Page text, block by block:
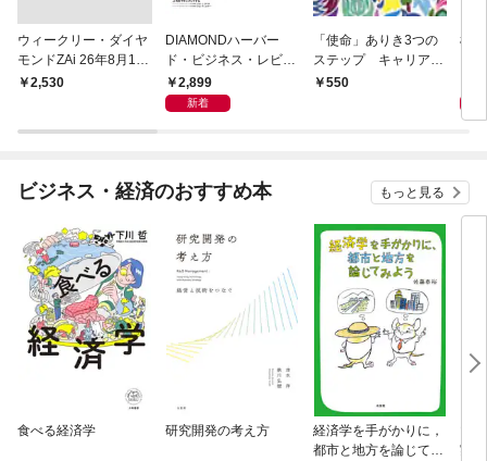
ウィークリー・ダイヤ
モンドZAi 26年8月10
日・17日合併号
￥2,530
DIAMONDハーバー
ド・ビジネス・レビュ
ー 2026年9月号 特集
「上司をマネジメント
2,899
新着
「使命」ありき3つの
ステップ キャリアの
成功とは何か
550
極
ビジネス・経済のおすすめ本 もっと見る
食べる経済学 研究開発の考え方
経済学を手がかりに，
都市と地方を論じてみ
実